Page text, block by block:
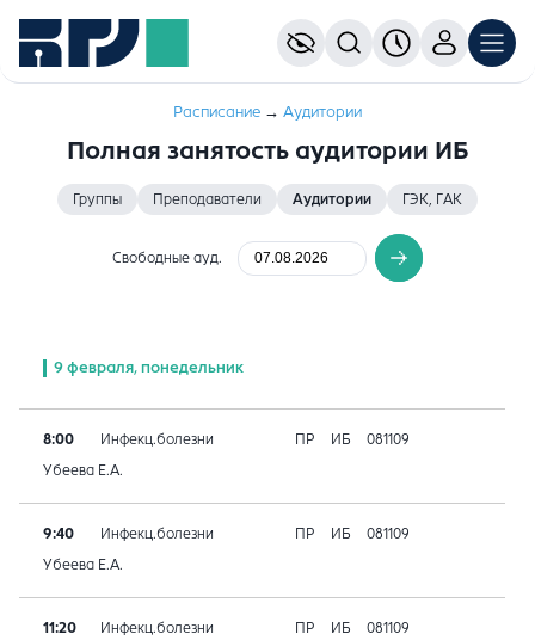
Расписание → Аудитории
Полная занятость аудитории ИБ
Группы Преподаватели Аудитории ГЭК, ГАК
Свободные ауд.
9 февраля, понедельник
8:00 Инфекц.болезни ПР ИБ 081109
Убеева Е.А.
9:40 Инфекц.болезни ПР ИБ 081109
Убеева Е.А.
11:20 Инфекц.болезни ПР ИБ 081109